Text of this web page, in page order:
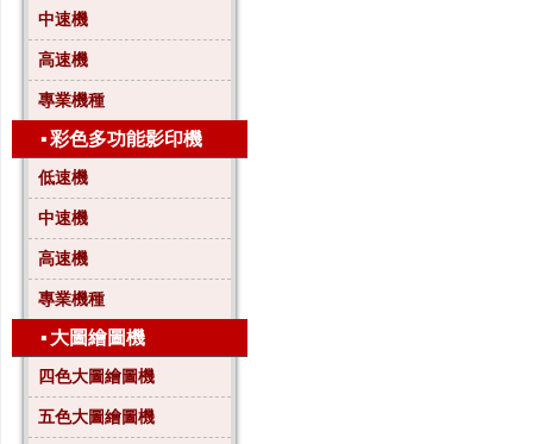
中速機
高速機
專業機種
▪彩色多功能影印機
低速機
中速機
高速機
專業機種
▪ 大圖繪圖機
四色大圖繪圖機
五色大圖繪圖機